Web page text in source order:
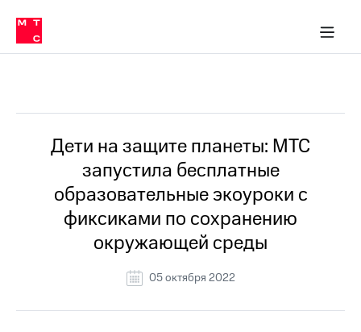
Медиа-центр
и акционерам
Устойчивое развитие
Комплаенс и деловая этика
компании
Карьера
История
компании
Руководство
региона
Правовая
в МТС
Пресс-
релизы
МТС
о технологиях
Дети на защите планеты: МТС
запустила бесплатные
образовательные экоуроки с
фиксиками по сохранению
окружающей среды
05 октября 2022